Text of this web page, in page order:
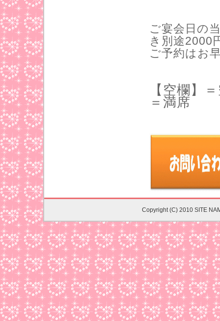
ご宴会日の
き別途2000
ご予約はお
【空欄】
＝満席
Copyright (C) 2010 SITE